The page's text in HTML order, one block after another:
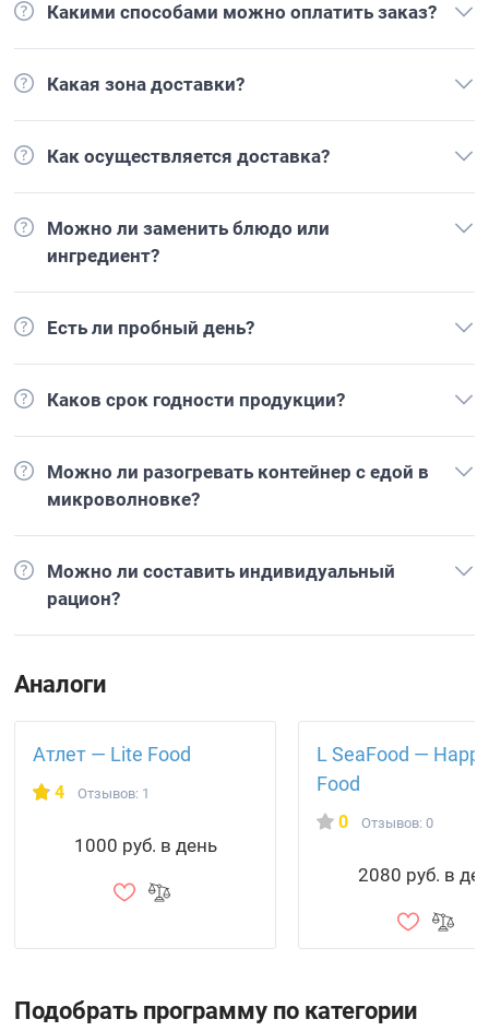
Какими способами можно оплатить заказ?
Какая зона доставки?
Как осуществляется доставка?
Можно ли заменить блюдо или
ингредиент?
Есть ли пробный день?
Каков срок годности продукции?
Можно ли разогревать контейнер с едой в
микроволновке?
Можно ли составить индивидуальный
рацион?
Аналоги
Атлет — Lite Food
4 Отзывов: 1
1000 руб. в день
L SeaFood —
Food
0 Отзывов: 0
2080 руб. в
Подобрать программу по категории